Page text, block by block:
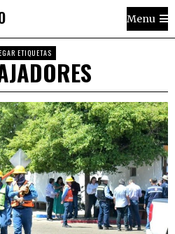
Menu
ETIQUETAS